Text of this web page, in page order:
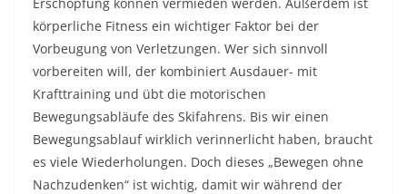
körperliche Fitness ein wichtiger Faktor bei der
Vorbeugung von Verletzungen. Wer sich sinnvoll
vorbereiten will, der kombiniert Ausdauer- mit
Krafttraining und übt die motorischen
Bewegungsabläufe des Skifahrens. Bis wir einen
Bewegungsablauf wirklich verinnerlicht haben, braucht
es viele Wiederholungen. Doch dieses „Bewegen ohne
Nachzudenken“ ist wichtig, damit wir während der